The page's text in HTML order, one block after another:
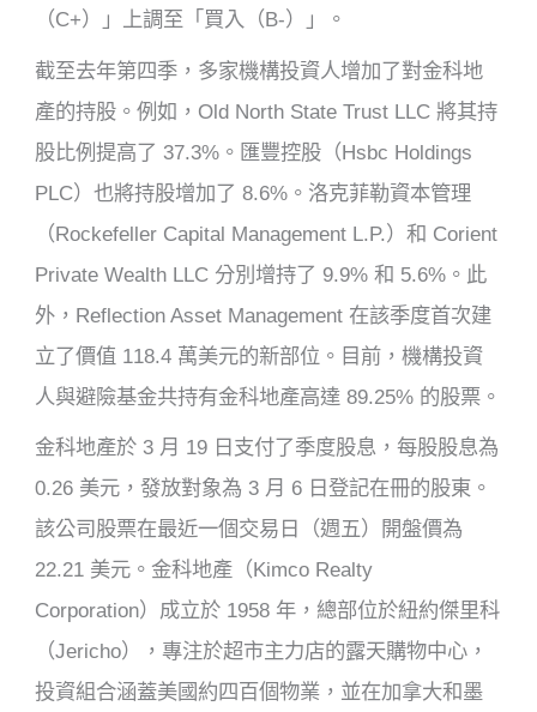
（C+）」上調至「買入（B-）」。
截至去年第四季，多家機構投資人增加了對金科地
產的持股。例如，Old North State Trust LLC 將其持
股比例提高了 37.3%。匯豐控股（Hsbc Holdings
PLC）也將持股增加了 8.6%。洛克菲勒資本管理
（Rockefeller Capital Management L.P.）和 Corient
Private Wealth LLC 分別增持了 9.9% 和 5.6%。此
外，Reflection Asset Management 在該季度首次建
立了價值 118.4 萬美元的新部位。目前，機構投資
人與避險基金共持有金科地產高達 89.25% 的股票。
金科地產於 3 月 19 日支付了季度股息，每股股息為
0.26 美元，發放對象為 3 月 6 日登記在冊的股東。
該公司股票在最近一個交易日（週五）開盤價為
22.21 美元。金科地產（Kimco Realty
Corporation）成立於 1958 年，總部位於紐約傑里科
（Jericho），專注於超市主力店的露天購物中心，
投資組合涵蓋美國約四百個物業，並在加拿大和墨